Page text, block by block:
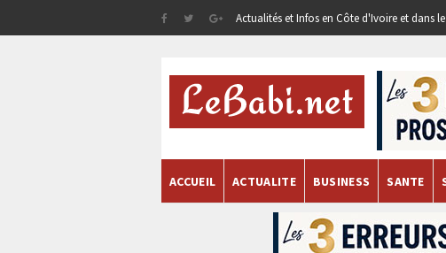
Actualités et Infos en Côte d'Ivoire et dans
ACCUEIL ACTUALITE BUSINESS SANTE